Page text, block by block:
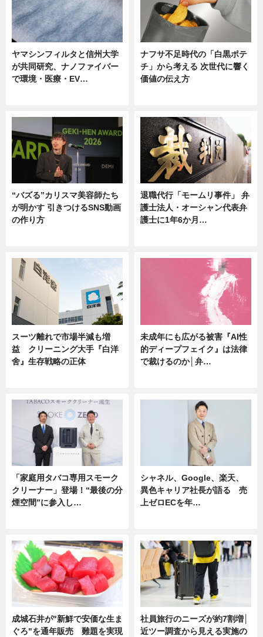
ヤマシンフィルタと信州大学
が共同研究、ナノファイバー
で環境・医療・EV…
ナフサ不足時代の「白黒ポテ
チ」から考える 次世代に響く
価値の伝え方
“バズる”カリスマ美容師たち
が明かす 引きつけるSNS動画
の作り方
退職代行「モームリ事件」 弁
護士法人・オーシャン代表弁
護士に1年6か月…
スーツ離れで市場半減も増
益 クリーニング大手『白洋
舍』生存戦略の正体
未成年にも広がる被害『AI性
的ディープフェイク』は法律
で裁けるのか│弁…
「家庭用タバコ専用スモーク
クリーナー」登場！“最後の分
煙空間”に参入し…
シャネル、Google、楽天、
異色キャリア社長が語る 売
上ゼロECを年…
成城石井が"新鮮で安価な生ま
ぐろ"を通年販売 難題を実現
社員旅行のニーズが約7割増│
近ツー調査から見える実施の